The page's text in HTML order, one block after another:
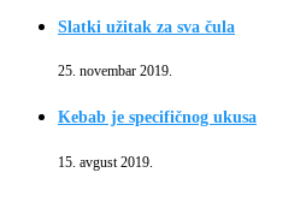
Slatki užitak za sva čula
25. novembar 2019.
Kebab je specifičnog ukusa
15. avgust 2019.